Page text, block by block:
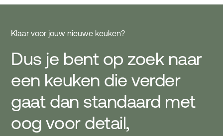
Klaar voor jouw nieuwe keuken?
Dus je bent op zoek naar
een keuken die verder
gaat dan standaard met
oog voor detail,